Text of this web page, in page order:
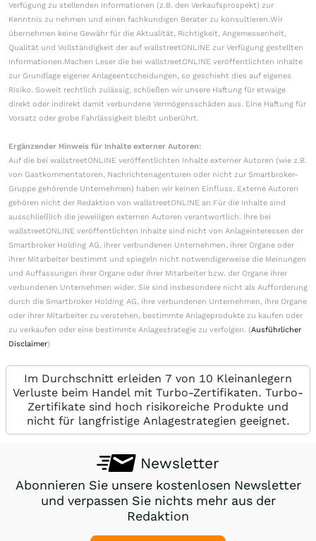
Verfügung zu stellenden Informationen (z.B. den Verkaufsprospekt) zur
Kenntnis zu nehmen und einen fachkundigen Berater zu konsultieren.Wir
übernehmen keine Gewähr für die Aktualität, Richtigkeit, Angemessenheit,
Qualität und Vollständigkeit der auf wallstreetONLINE zur Verfügung gestellten
Informationen.Machen Leser die bei wallstreetONLINE veröffentlichten Inhalte
zur Grundlage eigener Anlageentscheidungen, so geschieht dies auf eigenes
Risiko. Soweit rechtlich zulässig, schließen wir unsere Haftung für etwaige
direkt oder indirekt damit verbundene Vermögensschäden aus. Eine Haftung für
Vorsatz oder grobe Fahrlässigkeit bleibt unberührt.
Ergänzender Hinweis für Inhalte externer Autoren:
Auf die bei wallstreetONLINE veröffentlichten Inhalte externer Autoren (wie z.B.
von Gastkommentatoren, Nachrichtenagenturen oder nicht zur Smartbroker-
Gruppe gehörende Unternehmen) haben wir keinen Einfluss. Externe Autoren
gehören nicht der Redaktion von wallstreetONLINE an.Für die Inhalte sind
ausschließlich die jeweiligen externen Autoren verantwortlich. Ihre bei
wallstreetONLINE veröffentlichten Inhalte sind nicht von Anlageinteressen der
Smartbroker Holding AG, ihrer verbundenen Unternehmen, ihrer Organe oder
ihrer Mitarbeiter bestimmt und spiegeln nicht notwendigerweise die Meinungen
und Auffassungen ihrer Organe oder ihrer Mitarbeiter bzw. der Organe ihrer
verbundenen Unternehmen wider. Sie sind insbesondere nicht als Aufforderung
durch die Smartbroker Holding AG, ihre verbundenen Unternehmen, ihre Organe
oder ihrer Mitarbeiter zu verstehen, bestimmte Anlageprodukte zu kaufen oder
zu verkaufen oder eine bestimmte Anlagestrategie zu verfolgen. (Ausführlicher
Disclaimer)
Im Durchschnitt erleiden 7 von 10 Kleinanlegern
Verluste beim Handel mit Turbo-Zertifikaten. Turbo-
Zertifikate sind hoch risikoreiche Produkte und
nicht für langfristige Anlagestrategien geeignet.
Newsletter
Abonnieren Sie unsere kostenlosen Newsletter
und verpassen Sie nichts mehr aus der
Redaktion